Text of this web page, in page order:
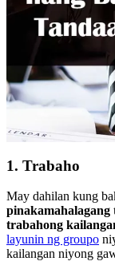
1. Trabaho
May dahilan kung
pinakamahalagang
trabahong
layunin ng groupo
kailangan niyong